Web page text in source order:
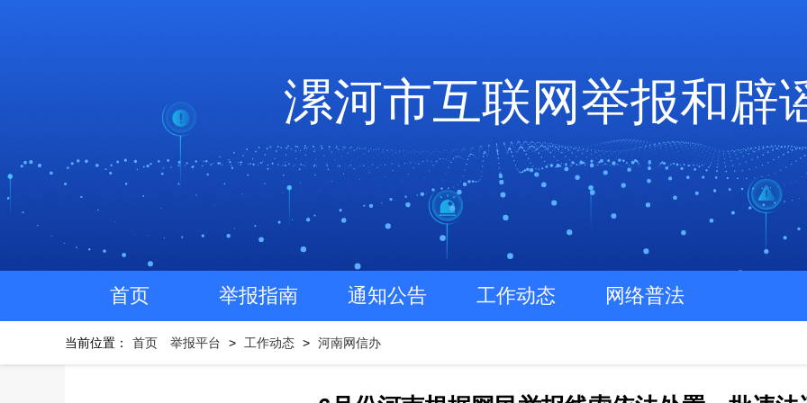
漯河市互联网举报和辟
首页 举报指南 通知公告 工作动态 网络普法
当前位置： 首页 举报平台 > 工作动态 > 河南网信办